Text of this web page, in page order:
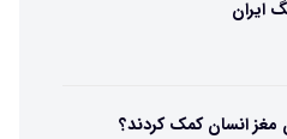
ایران
انسان کمک کردند؟